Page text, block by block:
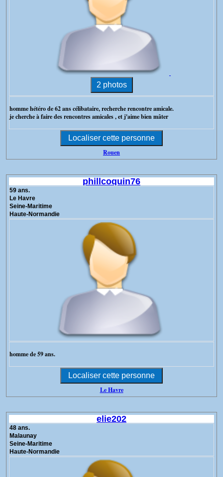
homme hétéro de 62 ans célibataire, recherche rencontre amicale.
je cherche à faire des rencontres amicales , et j'aime bien mâter
Rouen
phillcoquin76
59 ans.
Le Havre
Seine-Maritime
Haute-Normandie
homme de 59 ans.
Le Havre
elie202
48 ans.
Malaunay
Seine-Maritime
Haute-Normandie